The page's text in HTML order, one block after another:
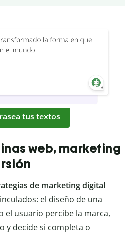
tus textos
web, marketing
de marketing digital
el diseño de una
el usuario percibe la marca,
y decide si completa o